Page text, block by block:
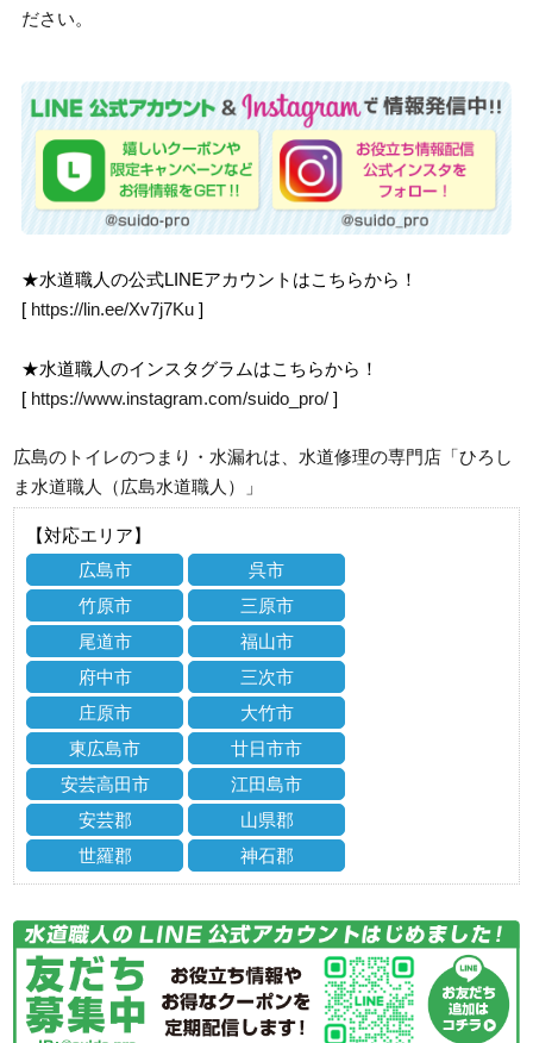
ださい。
★水道職人の公式LINEアカウントはこちらから！
[ https://lin.ee/Xv7j7Ku ]
★水道職人のインスタグラムはこちらから！
[ https://www.instagram.com/suido_pro/ ]
広島のトイレのつまり・水漏れは、水道修理の専門店「ひろし
ま水道職人（広島水道職人）」
【対応エリア】
広島市
呉市
竹原市
三原市
尾道市
福山市
府中市
三次市
庄原市
大竹市
東広島市
廿日市市
安芸高田市
江田島市
安芸郡
山県郡
世羅郡
神石郡